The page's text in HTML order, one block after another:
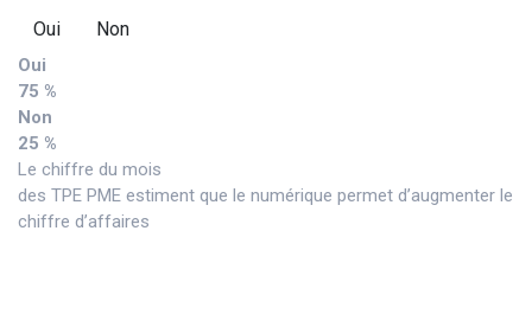
Oui Non
Oui
75 %
Non
25 %
Le chiffre du mois
des TPE PME estiment que le numérique permet d’augmenter le
chiffre d’affaires